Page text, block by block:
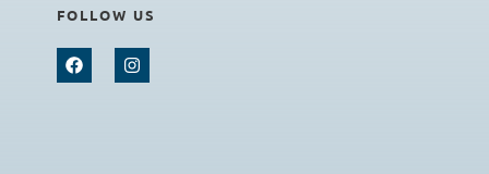
FOLLOW US